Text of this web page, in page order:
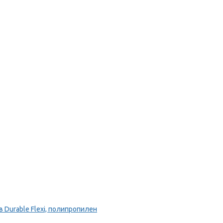
Flexi, полипропилен